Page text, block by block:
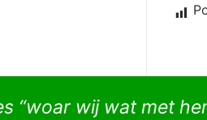
“woar wij wat met